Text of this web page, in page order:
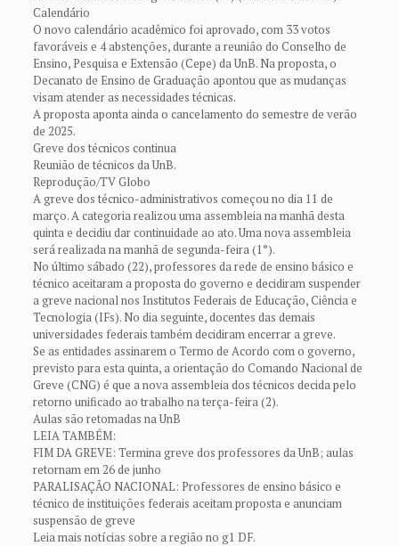
Calendário
O novo calendário acadêmico foi aprovado, com 33 votos
favoráveis e 4 abstenções, durante a reunião do Conselho de
Ensino, Pesquisa e Extensão (Cepe) da UnB. Na proposta, o
Decanato de Ensino de Graduação apontou que as mudanças
visam atender as necessidades técnicas.
A proposta aponta ainda o cancelamento do semestre de verão
de 2025.
Greve dos técnicos continua
Reunião de técnicos da UnB.
Reprodução/TV Globo
A greve dos técnico-administrativos começou no dia 11 de
março. A categoria realizou uma assembleia na manhã desta
quinta e decidiu dar continuidade ao ato. Uma nova assembleia
será realizada na manhã de segunda-feira (1°).
No último sábado (22), professores da rede de ensino básico e
técnico aceitaram a proposta do governo e decidiram suspender
a greve nacional nos Institutos Federais de Educação, Ciência e
Tecnologia (IFs). No dia seguinte, docentes das demais
universidades federais também decidiram encerrar a greve.
Se as entidades assinarem o Termo de Acordo com o governo,
previsto para esta quinta, a orientação do Comando Nacional de
Greve (CNG) é que a nova assembleia dos técnicos decida pelo
retorno unificado ao trabalho na terça-feira (2).
Aulas são retomadas na UnB
LEIA TAMBÉM:
FIM DA GREVE: Termina greve dos professores da UnB; aulas
retornam em 26 de junho
PARALISAÇÃO NACIONAL: Professores de ensino básico e
técnico de instituições federais aceitam proposta e anunciam
suspensão de greve
Leia mais notícias sobre a região no g1 DF.